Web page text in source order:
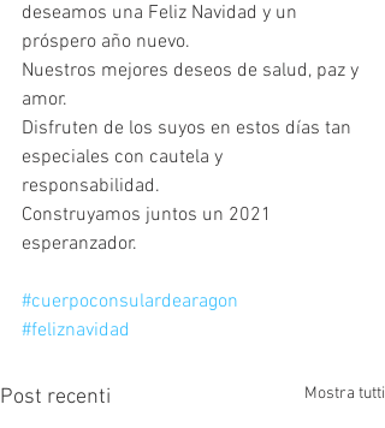
deseamos una Feliz Navidad y un
próspero año nuevo.
Nuestros mejores deseos de salud, paz y
amor.
Disfruten de los suyos en estos días tan
especiales con cautela y
responsabilidad.
Construyamos juntos un 2021
esperanzador.
#cuerpoconsulardearagon
#feliznavidad
Post recenti Mostra tutti